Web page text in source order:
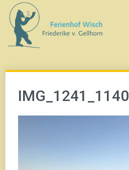
Direkt
zum
Inhalt
IMG_1241_1140